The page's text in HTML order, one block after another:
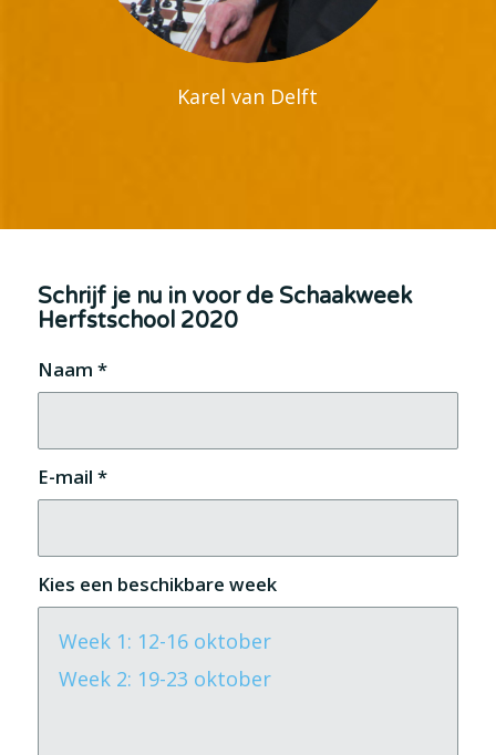
Karel van Delft
Schrijf je nu in voor de Schaakweek
Herfstschool 2020
Naam *
E-mail *
Kies een beschikbare week